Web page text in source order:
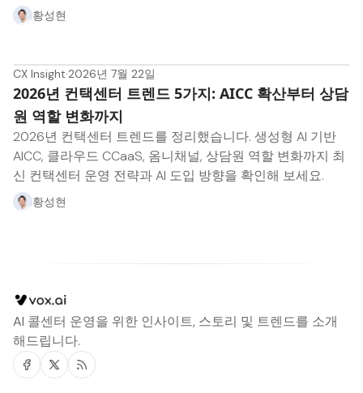
황성현
CX Insight·2026년 7월 22일
2026년 컨택센터 트렌드 5가지: AICC 확산부터 상담
원 역할 변화까지
2026년 컨택센터 트렌드를 정리했습니다. 생성형 AI 기반
AICC, 클라우드 CCaaS, 옴니채널, 상담원 역할 변화까지 최
신 컨택센터 운영 전략과 AI 도입 방향을 확인해 보세요.
황성현
AI 콜센터 운영을 위한 인사이트, 스토리 및 트렌드를 소개
해드립니다.
Facebook
TwitterRSS